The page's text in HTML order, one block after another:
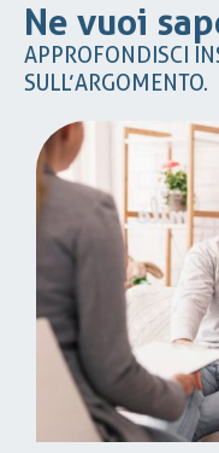
Ne vuoi
APPROFONDISCI
SULL’ARGOMENTO.